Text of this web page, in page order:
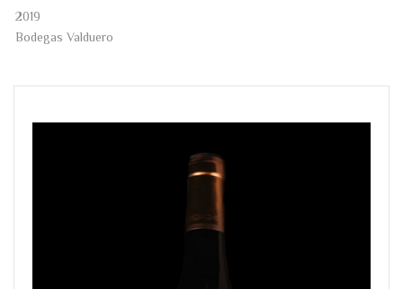
2019
Bodegas Valduero